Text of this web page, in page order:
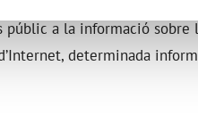
públic a la informació
determinada